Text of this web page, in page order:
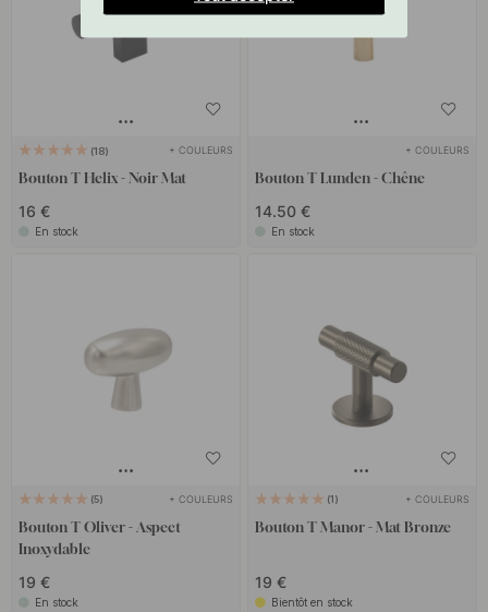
18 + COULEURS
Bouton T Helix - Noir Mat
16 €
En stock
+ COULEURS
Bouton T Lunden - Chêne
14.50 €
En stock
5 + COULEURS
Bouton T Oliver - Aspect
Inoxydable
19 €
En stock
1 + COULEURS
Bouton T Manor - Mat Bronze
19 €
Bientôt en stock